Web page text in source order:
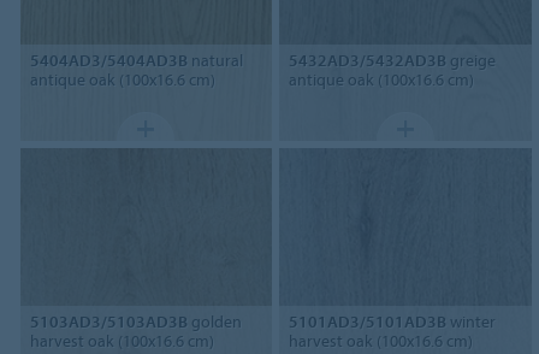
5404AD3/5404AD3B natural
antique oak (100x16.6 cm)
5432AD3/5432AD3B greige
antique oak (100x16.6 cm)
5103AD3/5103AD3B golden
harvest oak (100x16.6 cm)
5101AD3/5101AD3B winter
harvest oak (100x16.6 cm)